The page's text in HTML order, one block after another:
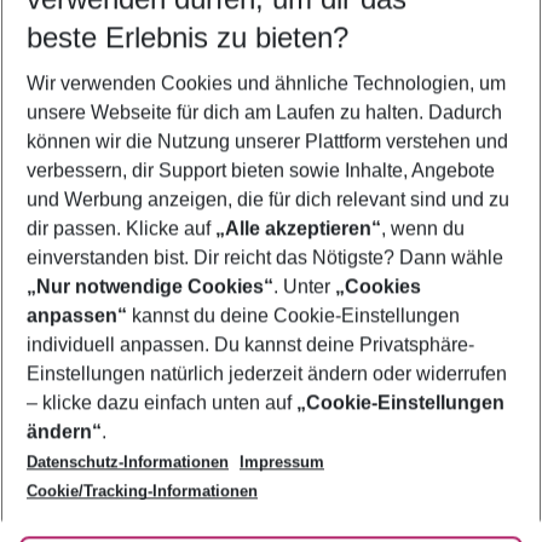
5-8 Nächte
2 Erwachsene Keine Kinder
Mehr Filter anzeigen
Footer
Footer navigation
Über uns
AGB
Bestpreisgarantie
Cookie-Einstellungen ändern
Cookie-Richtlinie
Agenturbetreuung
Barrierefreies Reisen
Folge uns
beste Erlebnis zu bieten?
Wir verwenden Cookies und ähnliche Technologien, um
unsere Webseite für dich am Laufen zu halten. Dadurch
können wir die Nutzung unserer Plattform verstehen und
verbessern, dir Support bieten sowie Inhalte, Angebote
und Werbung anzeigen, die für dich relevant sind und zu
dir passen. Klicke auf „Alle akzeptieren“, wenn du
einverstanden bist. Dir reicht das Nötigste? Dann wähle
„Nur notwendige Cookies“. Unter „Cookies
anpassen“ kannst du deine Cookie-Einstellungen
individuell anpassen. Du kannst deine Privatsphäre-
Einstellungen natürlich jederzeit ändern oder widerrufen
– klicke dazu einfach unten auf „Cookie-Einstellungen
ändern“.
Datenschutz-Informationen
Impressum
Cookie/Tracking-Informationen